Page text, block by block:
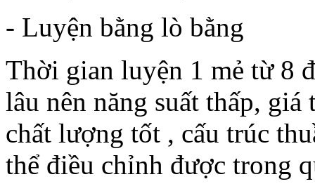
- Luyện bằng lò bằng
Thời gian luyện 1 mẻ từ 8
lâu nên năng suất thấp,
chất lượng tốt , cấu trúc
thể điều chỉnh được trong